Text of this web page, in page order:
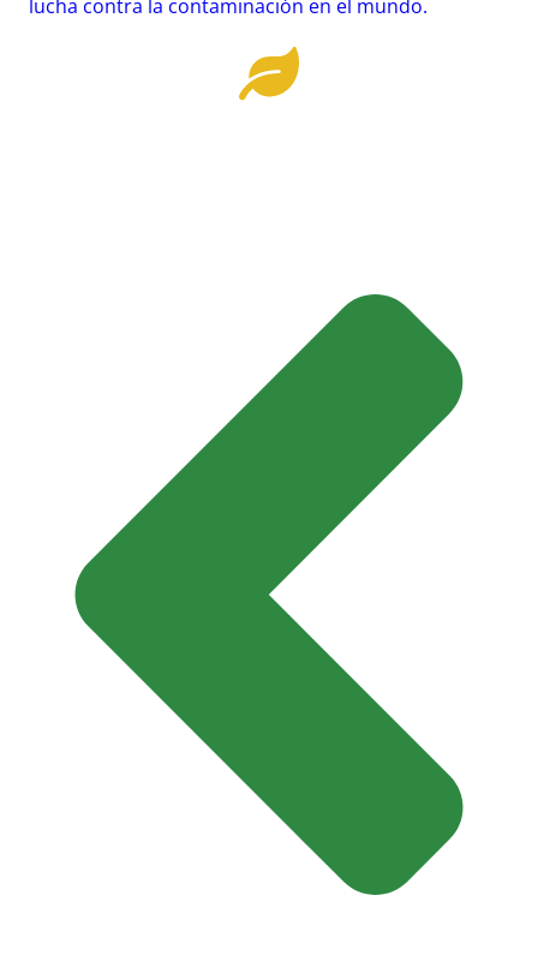
lucha contra la contaminación en el mundo.